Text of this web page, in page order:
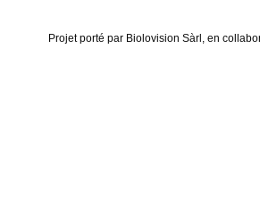
Projet porté par Biolovision Sàrl, en